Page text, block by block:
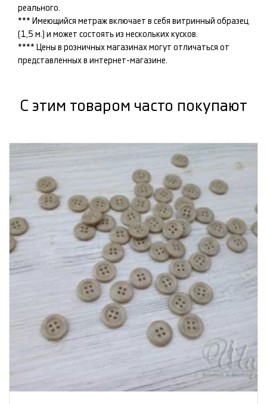
реального.
*** Имеющийся метраж включает в себя витринный образец
(1,5 м.) и может состоять из нескольких кусков.
**** Цены в розничных магазинах могут отличаться от
представленных в интернет-магазине.
С этим товаром часто покупают